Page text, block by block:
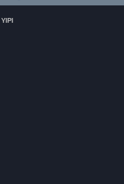
YIPI